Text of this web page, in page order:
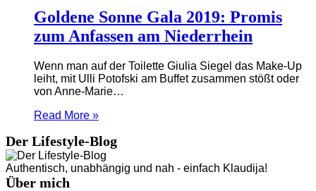
Goldene Sonne Gala 2019: Promis
zum Anfassen am Niederrhein
Wenn man auf der Toilette Giulia Siegel das Make-Up
leiht, mit Ulli Potofski am Buffet zusammen stößt oder
von Anne-Marie…
Read More »
Der Lifestyle-Blog
Authentisch, unabhängig und nah - einfach Klaudija!
Über mich